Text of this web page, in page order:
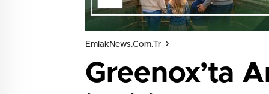
EmlakNews.com.tr
Greenox’ta